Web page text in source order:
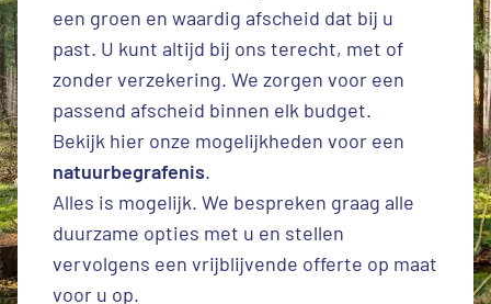
een groen en waardig afscheid dat bij u
past. U kunt altijd bij ons terecht, met of
zonder verzekering. We zorgen voor een
passend afscheid binnen elk budget.
Bekijk hier onze mogelijkheden voor een
natuurbegrafenis.
Alles is mogelijk. We bespreken graag alle
duurzame opties met u en stellen
vervolgens een vrijblijvende offerte op maat
voor u op.